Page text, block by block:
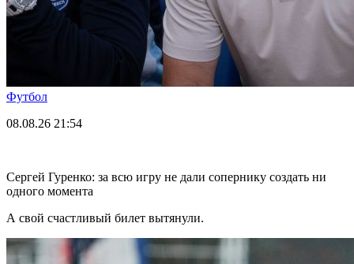
Футбол
08.08.26 21:54
Сергей Гуренко: за всю игру не дали сопернику создать ни
одного момента
А свой счастливый билет вытянули.